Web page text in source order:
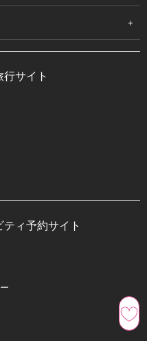
行サイト
ィ予約サイト